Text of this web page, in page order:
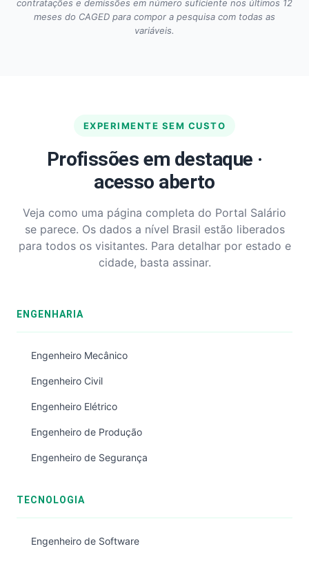
contratações e demissões em número suficiente nos últimos 12
meses do CAGED para compor a pesquisa com todas as
variáveis.
EXPERIMENTE SEM CUSTO
Profissões em destaque ·
acesso aberto
Veja como uma página completa do Portal Salário
se parece. Os dados a nível Brasil estão liberados
para todos os visitantes. Para detalhar por estado e
cidade, basta assinar.
ENGENHARIA
Engenheiro Mecânico
Engenheiro Civil
Engenheiro Elétrico
Engenheiro de Produção
Engenheiro de Segurança
TECNOLOGIA
Engenheiro de Software